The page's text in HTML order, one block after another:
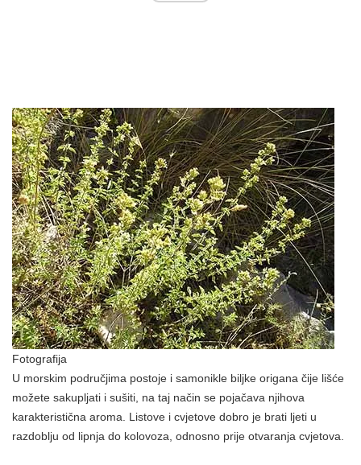
Fotografija
U morskim područjima postoje i samonikle biljke origana čije lišće
možete sakupljati i sušiti, na taj način se pojačava njihova
karakteristična aroma. Listove i cvjetove dobro je brati ljeti u
razdoblju od lipnja do kolovoza, odnosno prije otvaranja cvjetova.